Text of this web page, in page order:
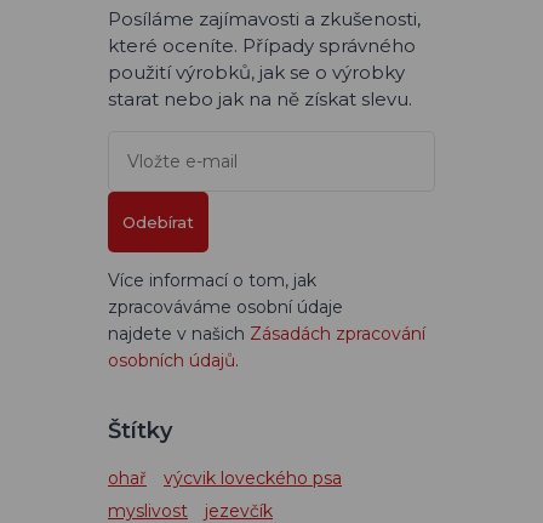
Posíláme zajímavosti a zkušenosti,
které oceníte. Případy správného
použití výrobků, jak se o výrobky
starat nebo jak na ně získat slevu.
Odebírat
Více informací o tom, jak
zpracováváme osobní údaje
najdete v našich Zásadách zpracování
osobních údajů.
Štítky
ohař
výcvik loveckého psa
myslivost
jezevčík